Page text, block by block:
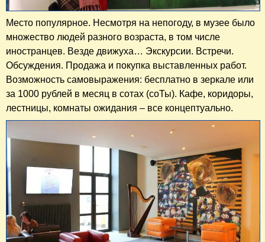
Место популярное. Несмотря на непогоду, в музее было
множество людей разного возраста, в том числе
иностранцев. Везде движуха… Экскурсии. Встречи.
Обсуждения. Продажа и покупка выставленных работ.
Возможность самовыражения: бесплатно в зеркале или
за 1000 рублей в месяц в сотах (соТы). Кафе, коридоры,
лестницы, комнаты ожидания – все концептуально.